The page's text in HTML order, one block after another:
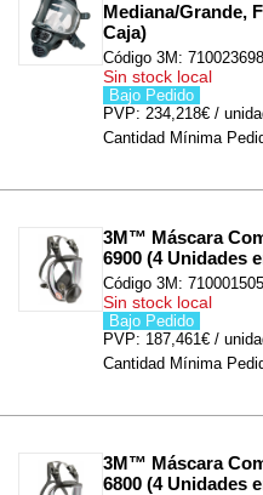
Mediana/Grande,
Caja)
Código 3M:
Sin stock local
Bajo Pedido
PVP: 234,218€ /
Cantidad Mínima
3M™ Máscara
6900 (4 Unidades
Código 3M:
Sin stock local
Bajo Pedido
PVP: 187,461€ /
Cantidad Mínima
3M™ Máscara
6800 (4 Unidades